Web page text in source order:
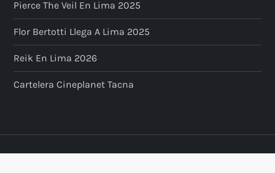
Pierce The Veil En Lima 2025
Flor Bertotti Llega A Lima 2025
Reik En Lima 2026
Cartelera Cineplanet Tacna